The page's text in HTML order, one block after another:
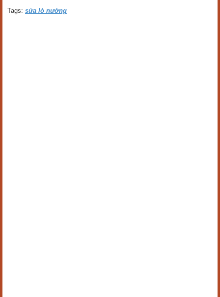
Tags: sửa lò nướng